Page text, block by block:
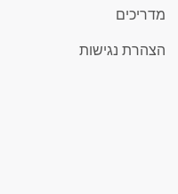
מדריכים
הצהרת נגישות